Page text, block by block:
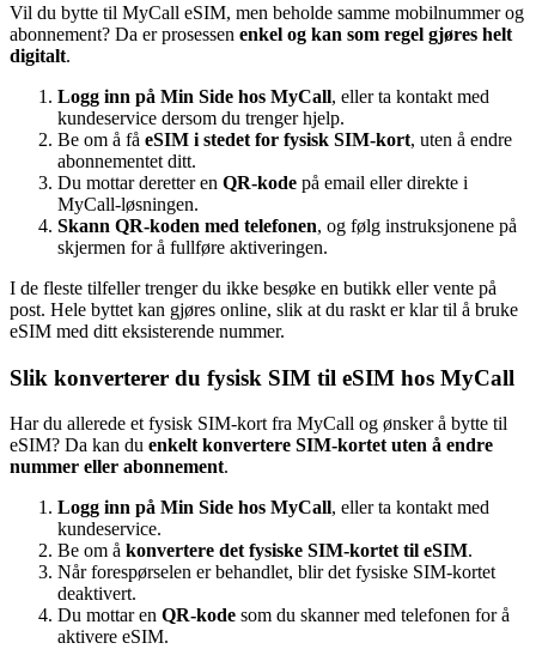
Vil du bytte til MyCall eSIM, men beholde samme mobilnummer og
abonnement? Da er prosessen enkel og kan som regel gjøres helt
digitalt.
Logg inn på Min Side hos MyCall, eller ta kontakt med
kundeservice dersom du trenger hjelp.
Be om å få eSIM i stedet for fysisk SIM-kort, uten å endre
abonnementet ditt.
Du mottar deretter en QR-kode på email eller direkte i
MyCall-løsningen.
Skann QR-koden med telefonen, og følg instruksjonene på
skjermen for å fullføre aktiveringen.
I de fleste tilfeller trenger du ikke besøke en butikk eller vente på
post. Hele byttet kan gjøres online, slik at du raskt er klar til å bruke
eSIM med ditt eksisterende nummer.
Slik konverterer du fysisk SIM til eSIM hos MyCall
Har du allerede et fysisk SIM-kort fra MyCall og ønsker å bytte til
eSIM? Da kan du enkelt konvertere SIM-kortet uten å endre
nummer eller abonnement.
Logg inn på Min Side hos MyCall, eller ta kontakt med
kundeservice.
Be om å konvertere det fysiske SIM-kortet til eSIM.
Når forespørselen er behandlet, blir det fysiske SIM-kortet
deaktivert.
Du mottar en QR-kode som du skanner med telefonen for å
aktivere eSIM.